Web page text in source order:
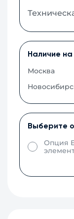
Наличие
Москва
Выберите
Опция